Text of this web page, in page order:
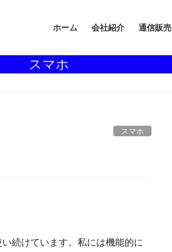
ホーム 会社紹介 通信販売
スマホ
スマホ
続けています。私には機能的に